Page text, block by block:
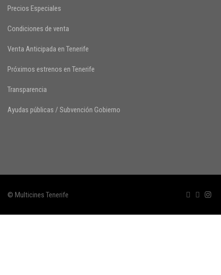
Precios Especiales
Condiciones de venta
Venta Anticipada en Tenerife
Próximos estrenos en Tenerife
Transparencia
Ayudas públicas / Subvención Gobierno
© Multicines Tenerife